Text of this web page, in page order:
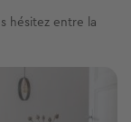
hésitez entre la